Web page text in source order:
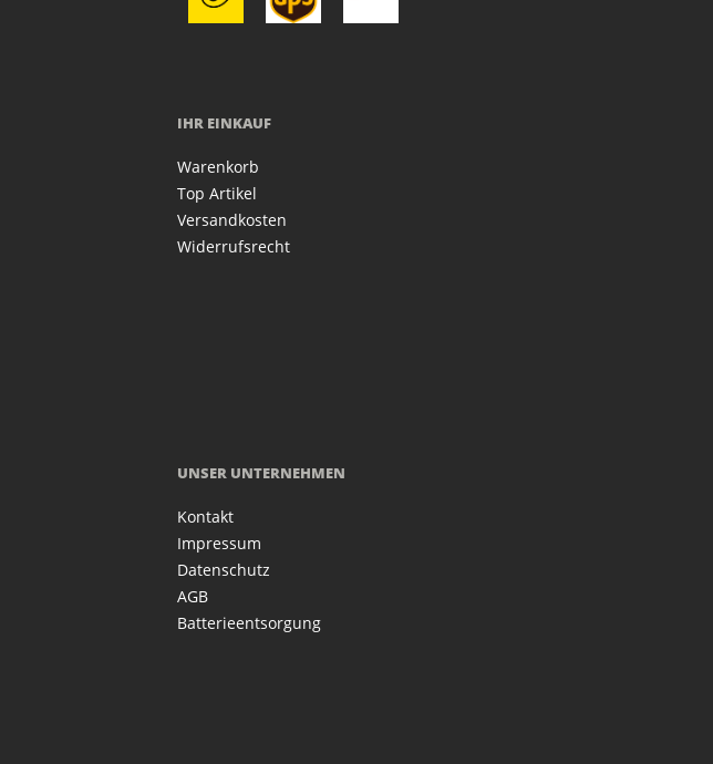
IHR EINKAUF
Warenkorb
Top Artikel
Versandkosten
Widerrufsrecht
UNSER UNTERNEHMEN
Kontakt
Impressum
Datenschutz
AGB
Batterieentsorgung